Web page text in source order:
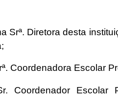
Srª. Diretora desta
Coordenadora Escolar
Coordenador Escolar